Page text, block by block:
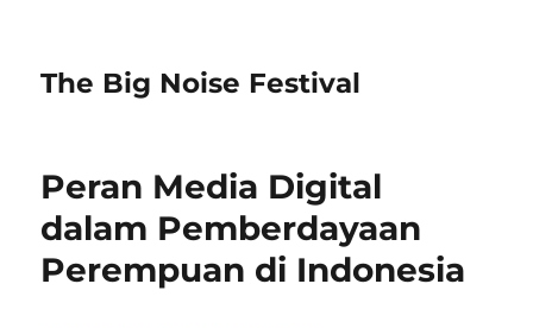
The Big Noise Festival
Peran Media Digital
dalam Pemberdayaan
Perempuan di Indonesia